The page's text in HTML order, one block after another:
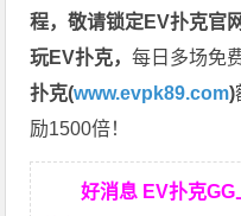
程，敬请锁定EV扑克官
玩EV扑克，每日多场免
扑克(www.evpk89.com)
励1500倍！
好消息 EV扑克